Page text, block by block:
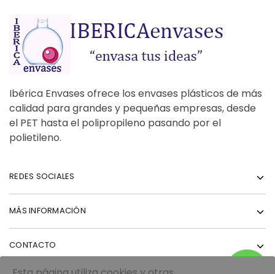
Ibérica Envases ofrece los envases plásticos de más
calidad para grandes y pequeñas empresas, desde
el PET hasta el polipropileno pasando por el
polietileno.
REDES SOCIALES
MÁS INFORMACIÓN
CONTACTO